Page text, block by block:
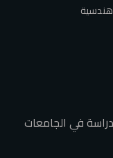
في الجامعات